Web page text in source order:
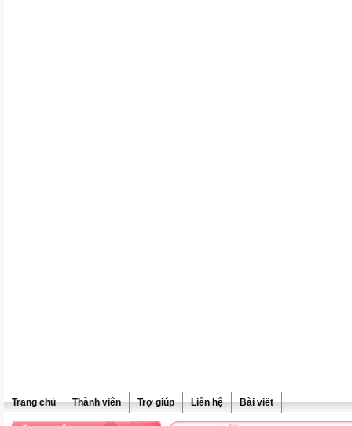
Trang chủ Thành viên Trợ giúp Liên hệ Bài viết